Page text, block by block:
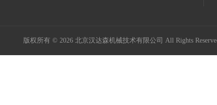
版权所有 © 2026 北京汉达森机械技术有限公司 All Rights